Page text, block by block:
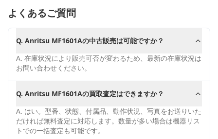
よくあるご質問
Q. Anritsu MF1601Aの中古販売は可能ですか？
A. 在庫状況により販売可否が変わるため、最新の在庫状況は
お問い合わせください。
Q. Anritsu MF1601Aの買取査定はできますか？
A. はい。型番、状態、付属品、動作状況、写真をお送りいた
だければ無料査定に対応します。数量が多い場合は機器リス
トでの一括査定も可能です。